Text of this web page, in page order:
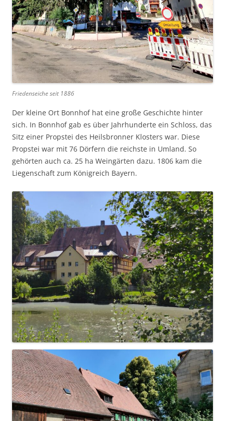
Friedenseiche seit 1886
Der kleine Ort Bonnhof hat eine große Geschichte hinter
sich. In Bonnhof gab es über Jahrhunderte ein Schloss, das
Sitz einer Propstei des Heilsbronner Klosters war. Diese
Propstei war mit 76 Dörfern die reichste in Umland. So
gehörten auch ca. 25 ha Weingärten dazu. 1806 kam die
Liegenschaft zum Königreich Bayern.